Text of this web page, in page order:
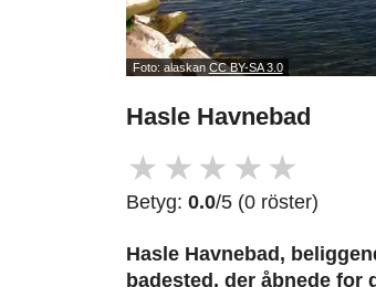
Foto: alaskan CC BY-SA 3.0
Hasle Havnebad
★ ★ ★ ★ ★
Betyg: 0.0/5 (0 röster)
Hasle Havnebad,
badested, der åbnede for